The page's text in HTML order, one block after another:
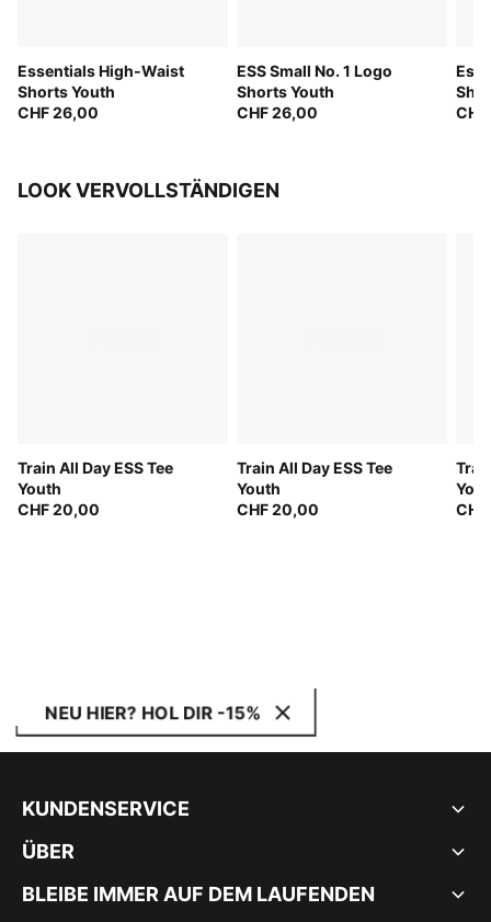
Essentials High-Waist
Shorts Youth
CHF 26,00
ESS Small No. 1 Logo
Shorts Youth
CHF 26,00
LOOK VERVOLLSTÄNDIGEN
Train All Day ESS Tee
Youth
CHF 20,00
Train All Day ESS Tee
Youth
CHF 20,00
NEU HIER? HOL DIR -15%
KUNDENSERVICE
ÜBER
BLEIBE IMMER AUF DEM LAUFENDEN